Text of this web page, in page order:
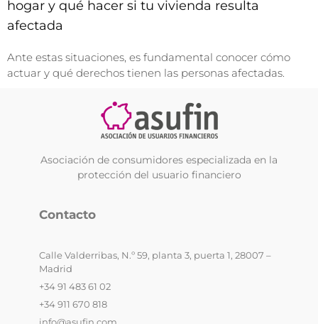
hogar y qué hacer si tu vivienda resulta
afectada
Ante estas situaciones, es fundamental conocer cómo
actuar y qué derechos tienen las personas afectadas.
Asociación de consumidores especializada en la
protección del usuario financiero
Contacto
Calle Valderribas, N.º 59, planta 3, puerta 1, 28007 –
Madrid
+34 91 483 61 02
+34 911 670 818
info@asufin.com